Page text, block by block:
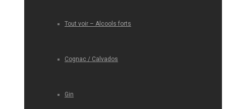
Tout voir – Alcools forts
Cognac / Calvados
Gin